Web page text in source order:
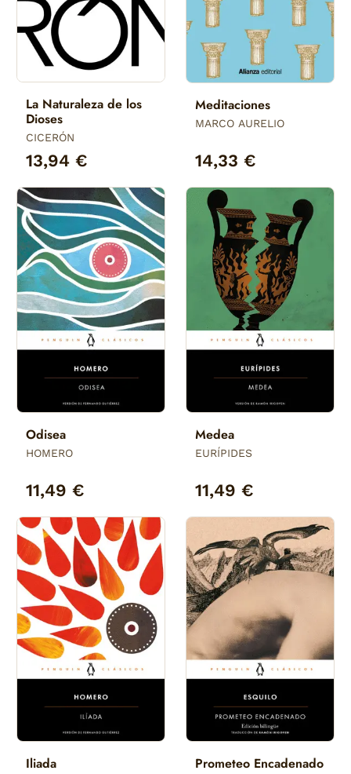
La Naturaleza de los
Dioses
CICERÓN
13,94 €
Meditaciones
MARCO AURELIO
14,33 €
Odisea
HOMERO
11,49 €
Medea
EURÍPIDES
11,49 €
Iliada Prometeo Encadenado